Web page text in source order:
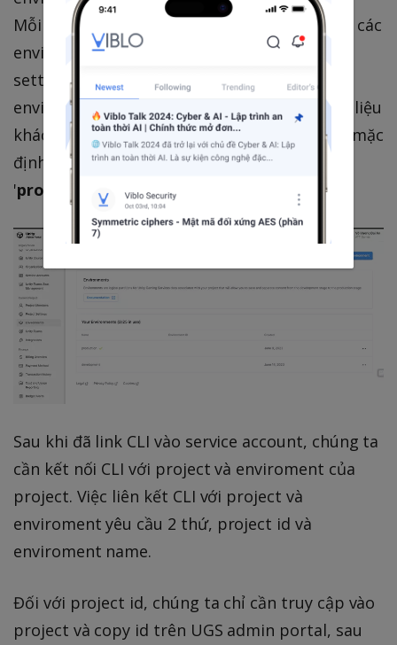
Mỗi project của bạn sẽ có nhiều enviroment, các
enviroment đóng vai trò là lưu trữ dữ liệu và
setting trên cloud.của project. Và mỗi
enviroment chúng ta có thể setting từng dữ liệu
khác nhau đều được. Lưu ý răng enviroment mặc
định của project lúc tạo sẽ luôn luôn là
'production '.
Sau khi đã link CLI vào service account, chúng ta
cần kết nối CLI với project và enviroment của
project. Việc liên kết CLI với project và
enviroment yêu cầu 2 thứ, project id và
enviroment name.
Đối với project id, chúng ta chỉ cần truy cập vào
project và copy id trên UGS admin portal, sau